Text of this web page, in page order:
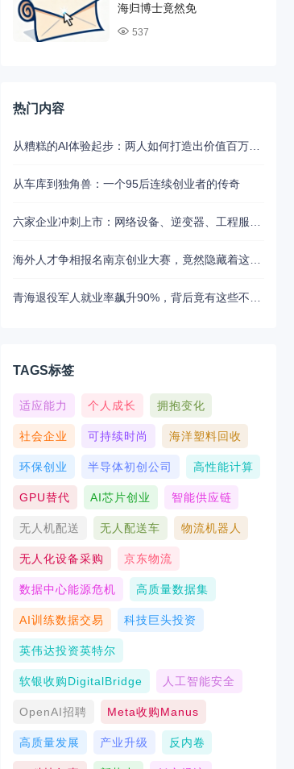
海归博士竟然免
537
热门内容
从糟糕的AI体验起步：两人如何打造出价值百万美元的UX写作助手
从车库到独角兽：一个95后连续创业者的传奇
海外人才争相报名南京创业大赛，竟然隐藏着这些不为人知的秘密
TAGS标签
适应能力 个人成长 拥抱变化
社会企业 可持续时尚 海洋塑料回收
环保创业 半导体初创公司 高性能计算
GPU替代 AI芯片创业 智能供应链
无人机配送 无人配送车 物流机器人
无人化设备采购 京东物流
数据中心能源危机 高质量数据集
AI训练数据交易 科技巨头投资
英伟达投资英特尔
软银收购DigitalBridge 人工智能安全
OpenAI招聘 Meta收购Manus
高质量发展 产业升级 反内卷